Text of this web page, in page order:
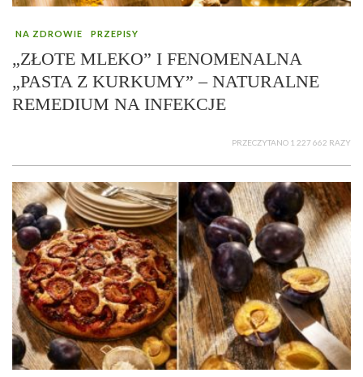
NA ZDROWIE PRZEPISY
„ZŁOTE MLEKO” I FENOMENALNA
„PASTA Z KURKUMY” – NATURALNE
REMEDIUM NA INFEKCJE
PRZECZYTANO 1 227 662 RAZY